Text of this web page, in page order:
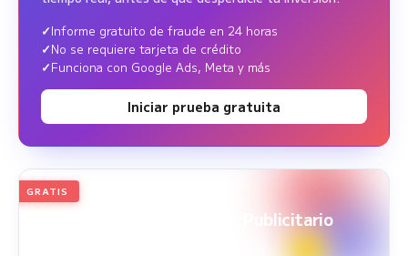
Informe gratuito de fraude en 24 horas
No se requiere tarjeta de crédito
Funciona con Google Ads, Meta y más
Iniciar prueba gratuita
2026
White Paper sobre Fraude Publicitario
GRATIS